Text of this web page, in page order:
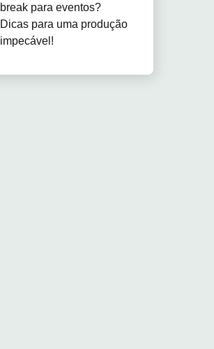
break para eventos?
Dicas para uma produção
impecável!